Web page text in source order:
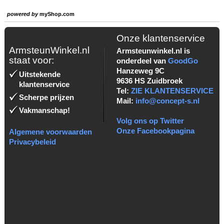
powered bymyShop.com
ArmsteunWinkel.nl
staat voor:
Uitstekende
klantenservice
Scherpe prijzen
Vakmanschap!
Algemene voorwaarden
Privacybeleid
Onze klantenservice
Armsteunwinkel.nl is
onderdeel van GoodGo
Hanzeweg 9C
9636 HS Zuidbroek
Tel: ZIE KLANTENSERVICE
Mail: info@concept-s.nl
Volg ons op Twitter
Onze Facebookpagina